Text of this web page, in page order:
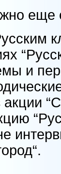
еще
и